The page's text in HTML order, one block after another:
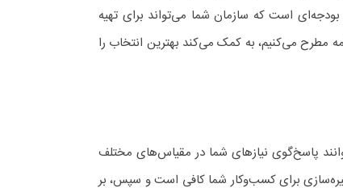
بودجه‌ای است که سازمان شما می‌تواند برای تهیه
مطرح می‌کنیم، به کمک می‌کند بهترین انتخاب را
پاسخ‌گوی نیازهای شما در مقیاس‌های مختلف
برای کسب‌وکار شما کافی است و سپس، بر